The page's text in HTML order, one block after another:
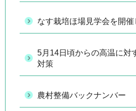
なす栽培ほ場見学会を開催
5月14日頃からの高温に対
対策
農村整備バックナンバー